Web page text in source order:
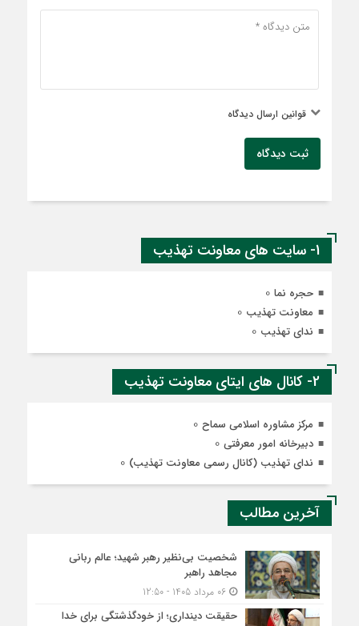
قوانین ارسال دیدگاه
ثبت دیدگاه
1- سایت های معاونت تهذیب
حجره نما
معاونت تهذیب
ندای تهذیب
2- کانال های ایتای معاونت تهذیب
مرکز مشاوره اسلامی سماح
دبیرخانه امور معرفتی
ندای تهذیب (کانال رسمی معاونت تهذیب)
آخرین مطالب
شخصیت بی‌نظیر رهبر شهید؛ عالم ربانی
مجاهد راهبر
06 مرداد 1405 - 12:50
حقیقت دینداری؛ از خودگذشتگی برای خدا